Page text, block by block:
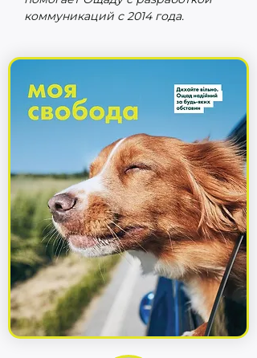
коммуникаций с 2014 года.